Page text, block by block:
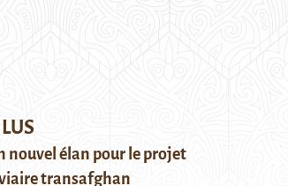
nouvel élan pour le projet
transafghan